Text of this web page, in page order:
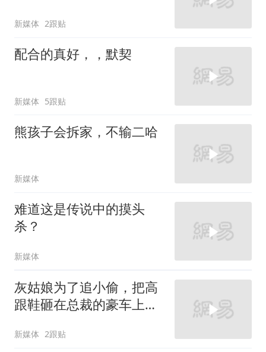
新媒体 2跟贴
配合的真好，，默契
新媒体 5跟贴
熊孩子会拆家，不输二哈
新媒体
难道这是传说中的摸头
杀？
新媒体
灰姑娘为了追小偷，把高
跟鞋砸在总裁的豪车上，
新媒体 2跟贴